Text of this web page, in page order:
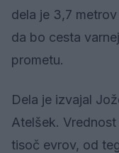
dela je 3,7
da bo cesta
prometu.
Dela je izvajal
Atelšek.
tisoč evrov, od